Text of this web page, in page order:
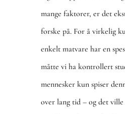
mange faktorer, er det
forske på. For å virkelig
enkelt matvare har en
måtte vi ha kontrollert
mennesker kun spiser
over lang tid – og det